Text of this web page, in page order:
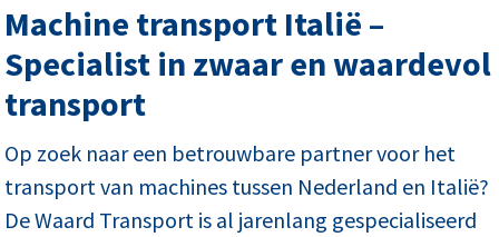
Machine transport Italië –
Specialist in zwaar en waardevol
transport
Op zoek naar een betrouwbare partner voor het
transport van machines tussen Nederland en Italië?
De Waard Transport is al jarenlang gespecialiseerd